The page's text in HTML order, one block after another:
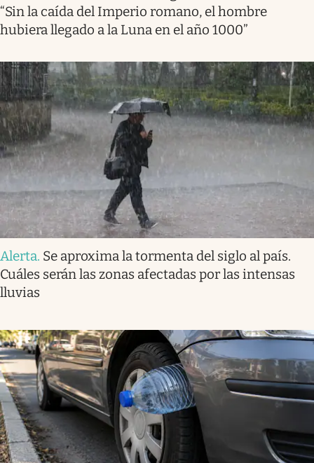
“Sin la caída del Imperio romano, el hombre
hubiera llegado a la Luna en el año 1000”
Alerta. Se aproxima la tormenta del siglo al país.
Cuáles serán las zonas afectadas por las intensas
lluvias